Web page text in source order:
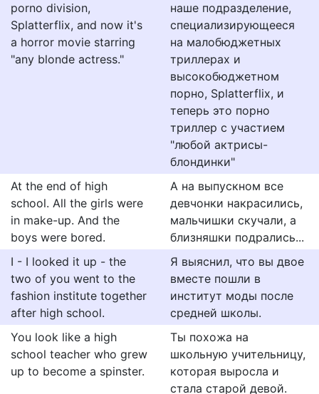
porno division,
Splatterflix, and now it's
a horror movie starring
"any blonde actress."
наше подразделение,
специализирующееся
на малобюджетных
триллерах и
высокобюджетном
порно, Splatterflix, и
теперь это порно
триллер с участием
"любой актрисы-
блондинки"
At the end of high
school. All the girls were
in make-up. And the
boys were bored.
А на выпускном все
девчонки накрасились,
мальчишки скучали, а
близняшки подрались...
I - I looked it up - the
two of you went to the
fashion institute together
after high school.
Я выяснил, что вы двое
вместе пошли в
институт моды после
средней школы.
You look like a high
school teacher who grew
up to become a spinster.
Ты похожа на
школьную учительницу,
которая выросла и
стала старой девой.